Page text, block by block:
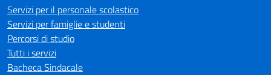
Servizi per il personale scolastico
Servizi per famiglie e studenti
Percorsi di studio
Tutti i servizi
Bacheca Sindacale